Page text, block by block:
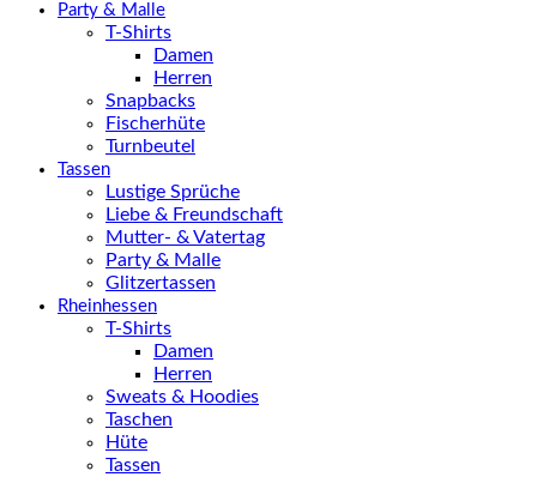
Party & Malle
T-Shirts
Damen
Herren
Snapbacks
Fischerhüte
Turnbeutel
Tassen
Lustige Sprüche
Liebe & Freundschaft
Mutter- & Vatertag
Party & Malle
Glitzertassen
Rheinhessen
T-Shirts
Damen
Herren
Sweats & Hoodies
Taschen
Hüte
Tassen